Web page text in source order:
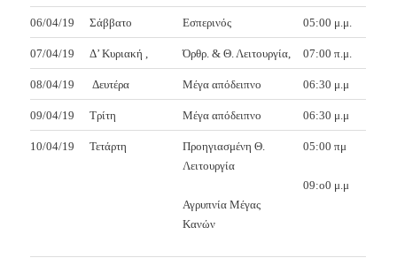
06/04/19 Σάββατο Εσπερινός 05:00 μ.μ.
07/04/19 Δ’ Κυριακή , Όρθρ. & Θ. Λειτουργία, 07:00 π.μ.
08/04/19 Δευτέρα Μέγα απόδειπνο 06:30 μ.μ
09/04/19 Τρίτη Μέγα απόδειπνο 06:30 μ.μ
10/04/19 Τετάρτη
Προηγιασμένη Θ.
Λειτουργία
Αγρυπνία Μέγας
Κανών
05:00 πμ
09:ο0 μ.μ